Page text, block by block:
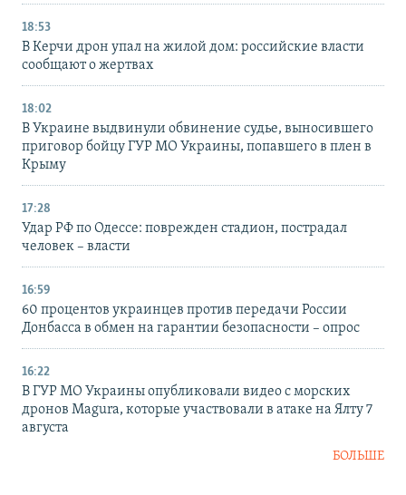
18:53
В Керчи дрон упал на жилой дом: российские власти
сообщают о жертвах
18:02
В Украине выдвинули обвинение судье, выносившего
приговор бойцу ГУР МО Украины, попавшего в плен в
Крыму
17:28
Удар РФ по Одессе: поврежден стадион, пострадал
человек – власти
16:59
60 процентов украинцев против передачи России
Донбасса в обмен на гарантии безопасности – опрос
16:22
В ГУР МО Украины опубликовали видео с морских
дронов Magura, которые участвовали в атаке на Ялту 7
августа
БОЛЬШЕ